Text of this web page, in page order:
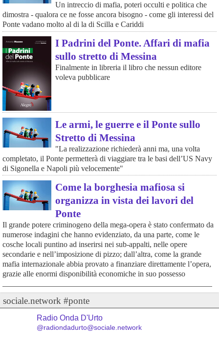
Un intreccio di mafia, poteri occulti e politica che
dimostra - qualora ce ne fosse ancora bisogno - come gli interessi del
Ponte vadano molto al di la di Scilla e Cariddi
I Padrini del Ponte. Affari di mafia
sullo stretto di Messina
Finalmente in libreria il libro che nessun editore
voleva pubblicare
Le armi, le guerre e il Ponte sullo
Stretto di Messina
"La realizzazione richiederà anni ma, una volta
completato, il Ponte permetterà di viaggiare tra le basi dell’US Navy
di Sigonella e Napoli più velocemente"
Come la borghesia mafiosa si
organizza in vista dei lavori del
Ponte
Il grande potere criminogeno della mega-opera è stato confermato da
numerose indagini che hanno evidenziato, da una parte, come le
cosche locali puntino ad inserirsi nei sub-appalti, nelle opere
secondarie e nell’imposizione di pizzo; dall’altra, come la grande
mafia internazionale abbia provato a finanziare direttamente l’opera,
grazie alle enormi disponibilità economiche in suo possesso
sociale.network #ponte
Radio Onda D'Urto
@radiondadurto@sociale.network